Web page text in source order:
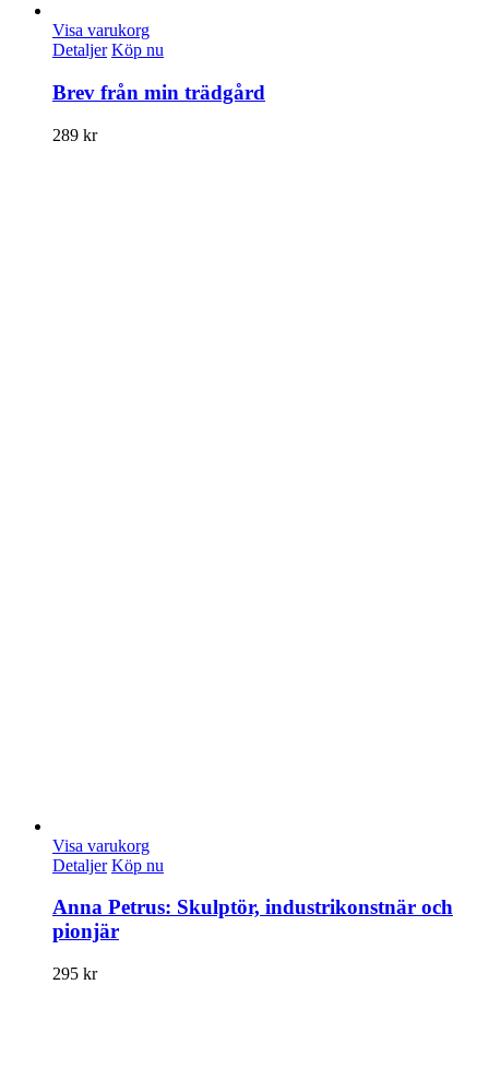
Visa varukorg
Detaljer Köp nu
Brev från min trädgård
289 kr
Visa varukorg
Detaljer Köp nu
Anna Petrus: Skulptör, industrikonstnär och
pionjär
295 kr